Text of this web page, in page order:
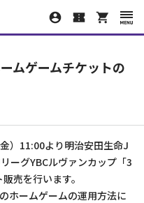
ムゲームチケットの
）11:00より明治安田生命J
ーグYBCルヴァンカップ「3
売を行います。
ホームゲームの運用方法に